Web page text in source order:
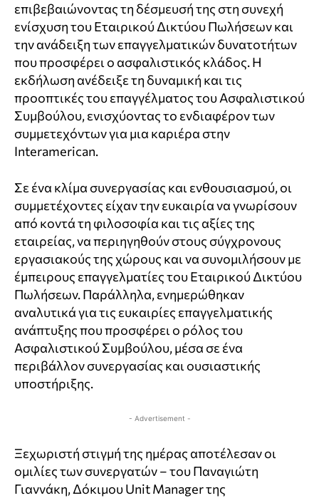
επιβεβαιώνοντας τη δέσμευσή της στη συνεχή
ενίσχυση του Εταιρικού Δικτύου Πωλήσεων και
την ανάδειξη των επαγγελματικών δυνατοτήτων
που προσφέρει ο ασφαλιστικός κλάδος. Η
εκδήλωση ανέδειξε τη δυναμική και τις
προοπτικές του επαγγέλματος του Ασφαλιστικού
Συμβούλου, ενισχύοντας το ενδιαφέρον των
συμμετεχόντων για μια καριέρα στην
Interamerican.
Σε ένα κλίμα συνεργασίας και ενθουσιασμού, οι
συμμετέχοντες είχαν την ευκαιρία να γνωρίσουν
από κοντά τη φιλοσοφία και τις αξίες της
εταιρείας, να περιηγηθούν στους σύγχρονους
εργασιακούς της χώρους και να συνομιλήσουν με
έμπειρους επαγγελματίες του Εταιρικού Δικτύου
Πωλήσεων. Παράλληλα, ενημερώθηκαν
αναλυτικά για τις ευκαιρίες επαγγελματικής
ανάπτυξης που προσφέρει ο ρόλος του
Ασφαλιστικού Συμβούλου, μέσα σε ένα
περιβάλλον συνεργασίας και ουσιαστικής
υποστήριξης.
- Advertisement -
Ξεχωριστή στιγμή της ημέρας αποτέλεσαν οι
ομιλίες των συνεργατών – του Παναγιώτη
Γιαννάκη, Δόκιμου Unit Manager της